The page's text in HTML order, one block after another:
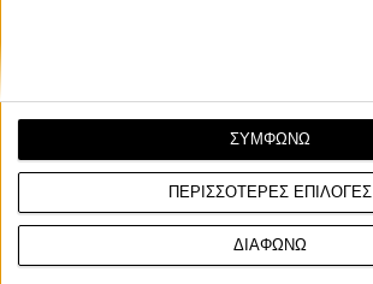
ΠΕΡΙΣΣΟΤΕΡΕΣ ΕΠΙΛΟΓΕΣ
ΔΙΑΦΩΝΩ
ΣΥΜΦΩΝΩ